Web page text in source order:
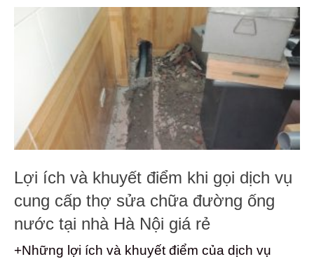
Lợi ích và khuyết điểm khi gọi dịch vụ
cung cấp thợ sửa chữa đường ống
nước tại nhà Hà Nội giá rẻ
+Những lợi ích và khuyết điểm của dịch vụ